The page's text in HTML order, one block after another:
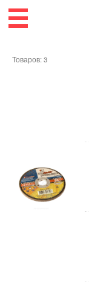
Товаров: 3